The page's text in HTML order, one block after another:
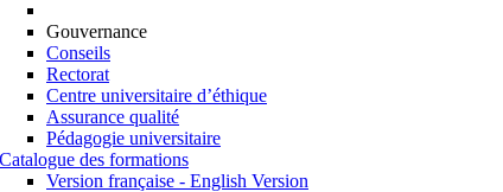
Gouvernance
Conseils
Rectorat
Centre universitaire d’éthique
Assurance qualité
Pédagogie universitaire
Catalogue des formations
Version française - English Version